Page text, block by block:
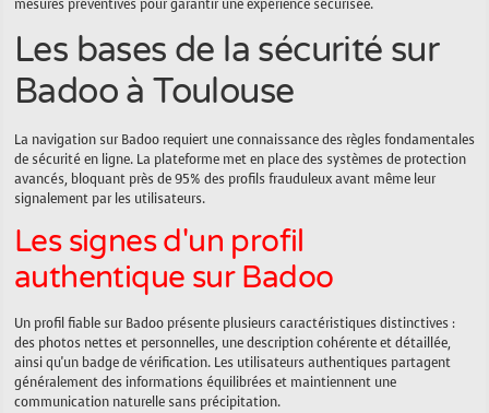
mesures préventives pour garantir une expérience sécurisée.
Les bases de la sécurité sur
Badoo à Toulouse
La navigation sur Badoo requiert une connaissance des règles fondamentales
de sécurité en ligne. La plateforme met en place des systèmes de protection
avancés, bloquant près de 95% des profils frauduleux avant même leur
signalement par les utilisateurs.
Les signes d'un profil
authentique sur Badoo
Un profil fiable sur Badoo présente plusieurs caractéristiques distinctives :
des photos nettes et personnelles, une description cohérente et détaillée,
ainsi qu'un badge de vérification. Les utilisateurs authentiques partagent
généralement des informations équilibrées et maintiennent une
communication naturelle sans précipitation.